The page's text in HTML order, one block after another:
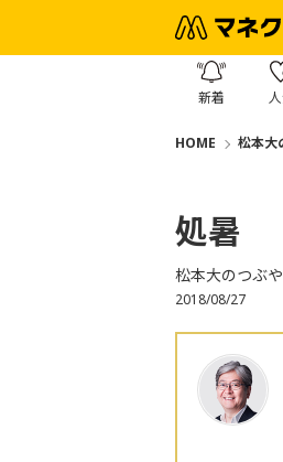
新着
HOME 松本大
処暑
松本大のつぶ
2018/08/27